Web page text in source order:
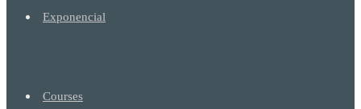
Exponencial
Courses